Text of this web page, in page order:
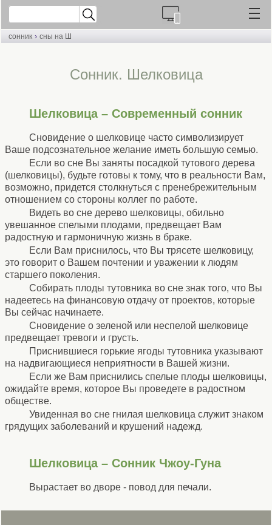
сонник › сны на Ш
Cонник. Шелковица
Шелковица – Современный сонник
Сновидение о шелковице часто символизирует
Ваше подсознательное желание иметь большую семью.
Если во сне Вы заняты посадкой тутового дерева
(шелковицы), будьте готовы к тому, что в реальности Вам,
возможно, придется столкнуться с пренебрежительным
отношением со стороны коллег по работе.
Видеть во сне дерево шелковицы, обильно
увешанное спелыми плодами, предвещает Вам
радостную и гармоничную жизнь в браке.
Если Вам приснилось, что Вы трясете шелковицу,
это говорит о Вашем почтении и уважении к людям
старшего поколения.
Собирать плоды тутовника во сне знак того, что Вы
надеетесь на финансовую отдачу от проектов, которые
Вы сейчас начинаете.
Сновидение о зеленой или неспелой шелковице
предвещает тревоги и грусть.
Приснившиеся горькие ягоды тутовника указывают
на надвигающиеся неприятности в Вашей жизни.
Если же Вам приснились спелые плоды шелковицы,
ожидайте время, которое Вы проведете в радостном
обществе.
Увиденная во сне гнилая шелковица служит знаком
грядущих заболеваний и крушений надежд.
Шелковица – Сонник Чжоу-Гуна
Вырастает во дворе - повод для печали.